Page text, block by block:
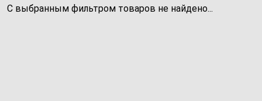
С выбранным фильтром товаров не найдено...